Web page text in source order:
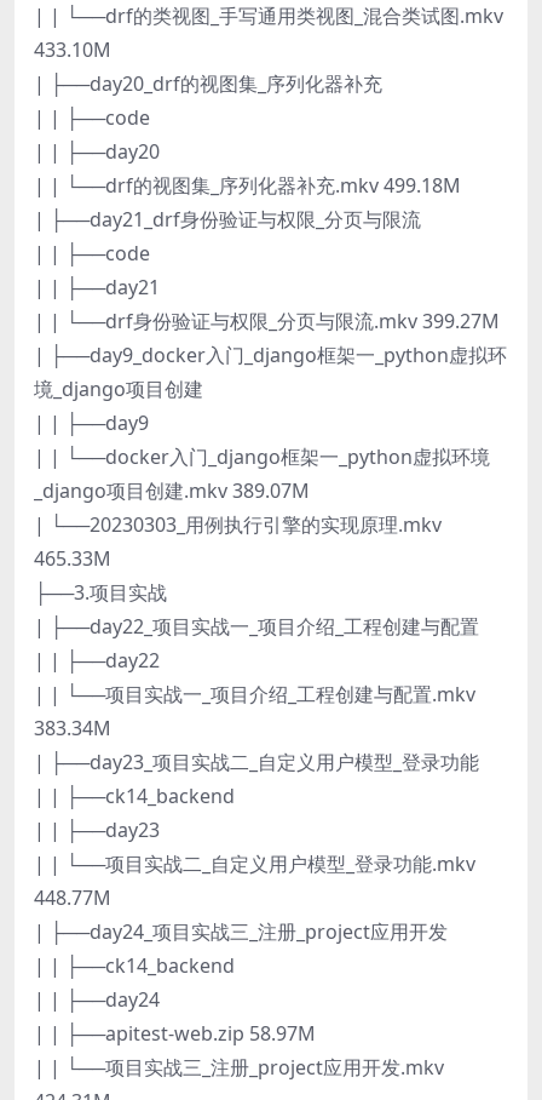
| | └──drf的类视图_手写通用类视图_混合类试图.mkv
433.10M
| ├──day20_drf的视图集_序列化器补充
| | ├──code
| | ├──day20
| | └──drf的视图集_序列化器补充.mkv 499.18M
| ├──day21_drf身份验证与权限_分页与限流
| | ├──code
| | ├──day21
| | └──drf身份验证与权限_分页与限流.mkv 399.27M
| ├──day9_docker入门_django框架一_python虚拟环
境_django项目创建
| | ├──day9
| | └──docker入门_django框架一_python虚拟环境
_django项目创建.mkv 389.07M
| └──20230303_用例执行引擎的实现原理.mkv
465.33M
├──3.项目实战
| ├──day22_项目实战一_项目介绍_工程创建与配置
| | ├──day22
| | └──项目实战一_项目介绍_工程创建与配置.mkv
383.34M
| ├──day23_项目实战二_自定义用户模型_登录功能
| | ├──ck14_backend
| | ├──day23
| | └──项目实战二_自定义用户模型_登录功能.mkv
448.77M
| ├──day24_项目实战三_注册_project应用开发
| | ├──ck14_backend
| | ├──day24
| | ├──apitest-web.zip 58.97M
| | └──项目实战三_注册_project应用开发.mkv